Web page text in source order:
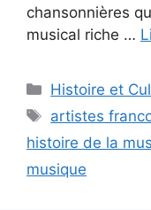
chansonnières
musical riche …
Catégories
Histoire et
Étiquettes
artistes
histoire de la
musique